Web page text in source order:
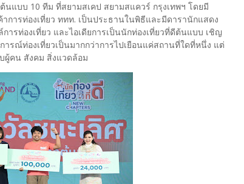
นแบบ 10 ทีม ที่สยามสเคป สยามสแควร์ กรุงเทพฯ โดยมี
การท่องเที่ยว ททท. เป็นประธานในพิธีและมีดารานักแสดง
รท่องเที่ยว และไอเดียการเป็นนักท่องเที่ยวที่ดีต้นแบบ เชิญ
รณ์ท่องเที่ยวเป็นมากกว่าการไปเยือนแค่สถานที่ใดที่หนึ่ง แต่
ผู้คน สังคม สิ่งแวดล้อม